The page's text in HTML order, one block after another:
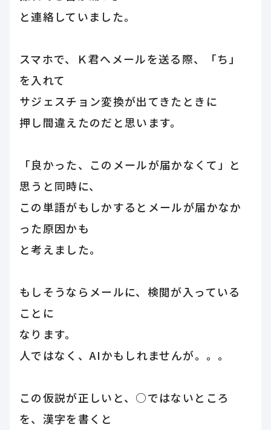
と連絡していました。
スマホで、Ｋ君へメールを送る際、「ち」
を入れて
サジェスチョン変換が出てきたときに
押し間違えたのだと思います。
「良かった、このメールが届かなくて」と
思うと同時に、
この単語がもしかするとメールが届かなか
った原因かも
と考えました。
もしそうならメールに、検閲が入っている
ことに
なります。
人ではなく、AIかもしれませんが。。。
この仮説が正しいと、○ではないところ
を、漢字を書くと